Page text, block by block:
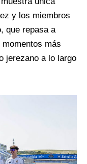
y los miembros
que repasa a
más
jerezano a lo largo